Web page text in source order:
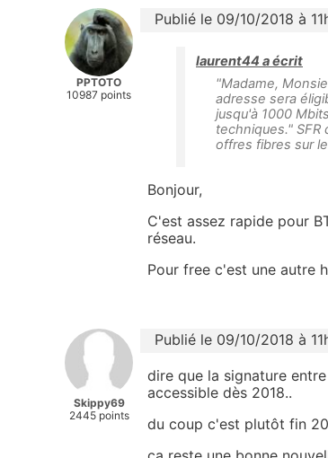
PPTOTO
10987 points
Publié le 09/10/2018 à
laurent44 a écrit
"Madame,
adresse sera
jusqu'à 1000
techniques."
offres fibres sur
Bonjour,
C'est assez rapide pour
réseau.
Pour free c'est une autre
Skippy69
2445 points
Publié le 09/10/2018 à
dire que la signature
accessible dès 2018..
du coup c'est plutôt fin